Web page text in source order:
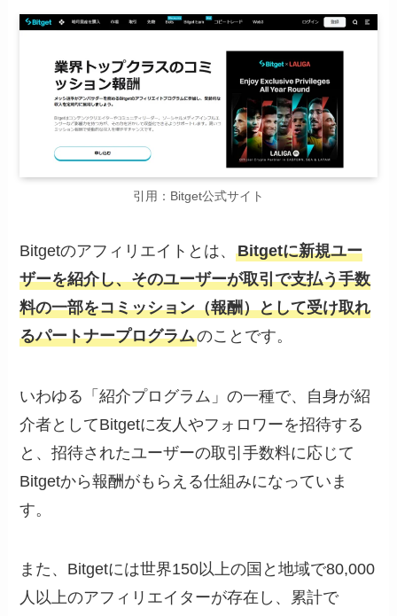
引用：Bitget公式サイト
Bitgetのアフィリエイトとは、Bitgetに新規ユー
ザーを紹介し、そのユーザーが取引で支払う手数
料の一部をコミッション（報酬）として受け取れ
るパートナープログラムのことです。
いわゆる「紹介プログラム」の一種で、自身が紹
介者としてBitgetに友人やフォロワーを招待する
と、招待されたユーザーの取引手数料に応じて
Bitgetから報酬がもらえる仕組みになっていま
す。
また、Bitgetには世界150以上の国と地域で80,000
人以上のアフィリエイターが存在し、累計で